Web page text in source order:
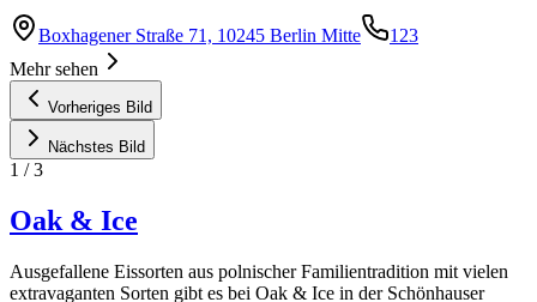
Boxhagener Straße 71, 10245 Berlin Mitte
123
Mehr sehen
Vorheriges Bild
Nächstes Bild
1 /3
Oak & Ice
Ausgefallene Eissorten aus polnischer Familientradition mit vielen
extravaganten Sorten gibt es bei Oak & Ice in der Schönhauser